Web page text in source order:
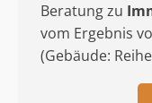
Beratung zu
vom Ergebnis
(Gebäude: